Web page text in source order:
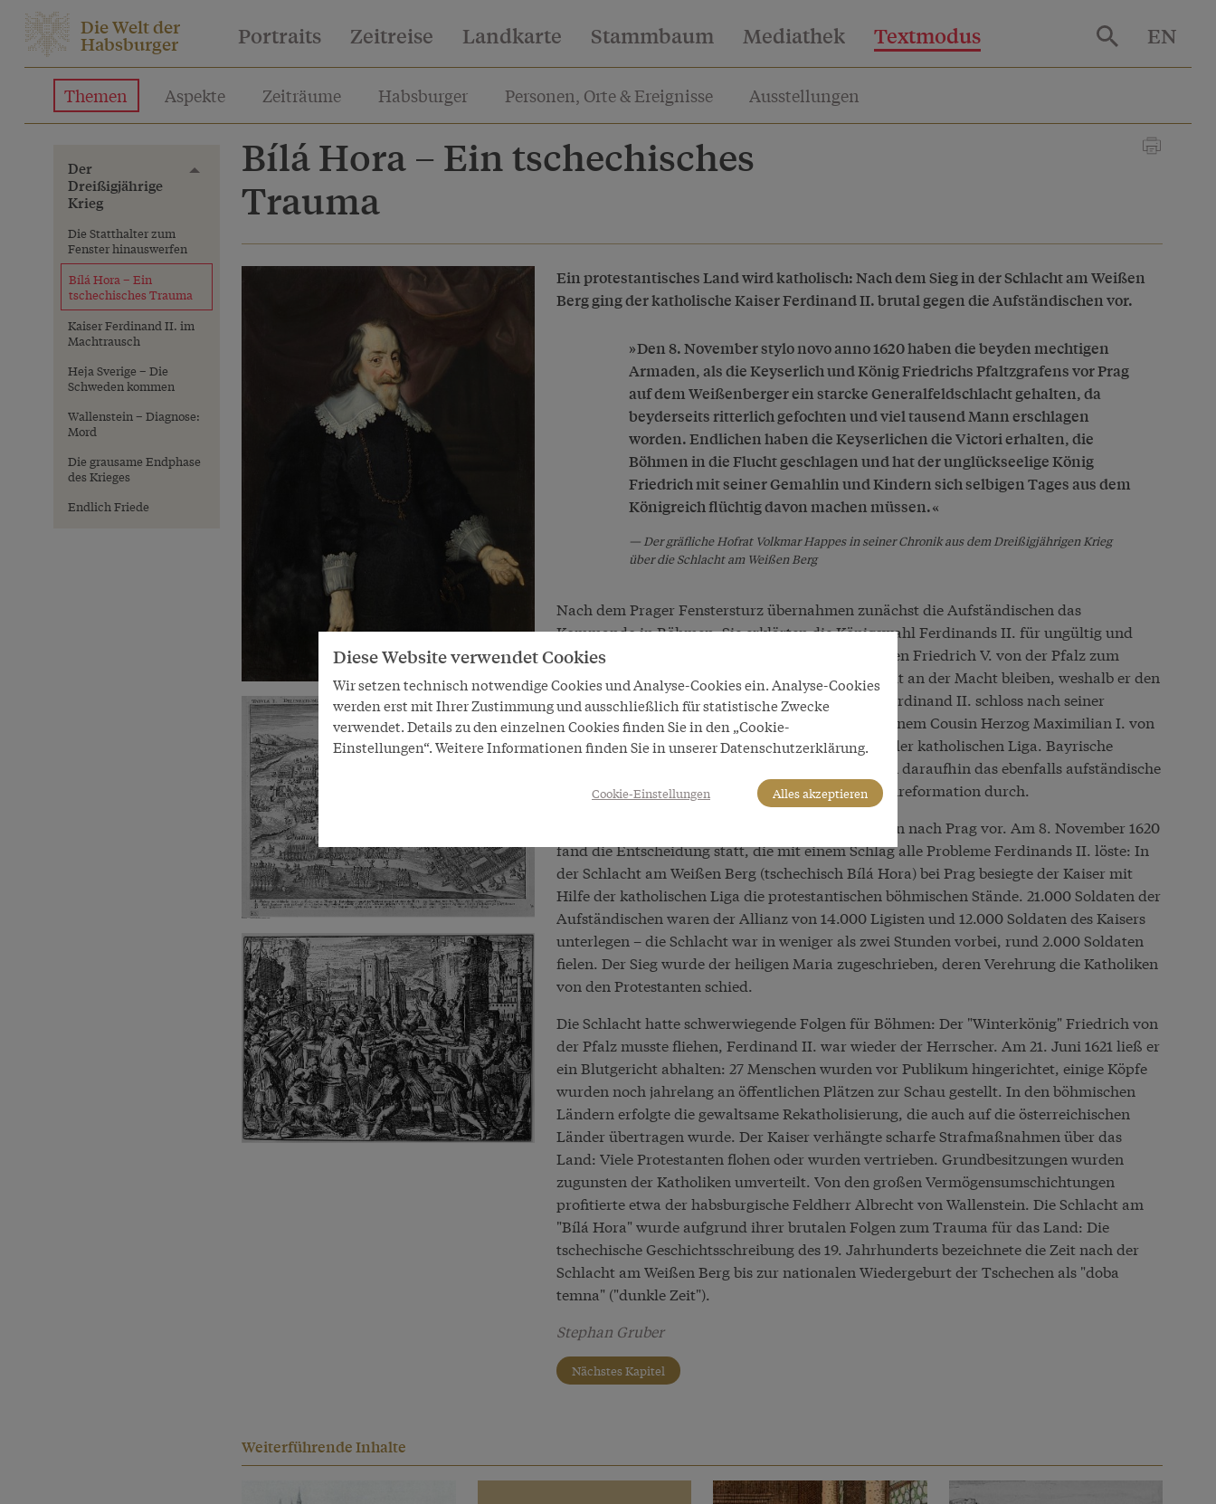
Die Welt der
Habsburger Portraits Zeitreise Landkarte Stammbaum Mediathek Textmodus EN
Themen Aspekte Zeiträume Habsburger Personen, Orte & Ereignisse Ausstellungen
Der
Dreißigjährige
Krieg
Toggle menu
Die Statthalter zum
Fenster hinauswerfen
Bílá Hora – Ein
tschechisches Trauma
Kaiser Ferdinand II. im
Machtrausch
Heja Sverige – Die
Schweden kommen
Wallenstein – Diagnose:
Mord
Die grausame Endphase
des Krieges
Endlich Friede
Bílá Hora – Ein tschechisches
Trauma
Ein protestantisches Land wird katholisch: Nach dem Sieg in der Schlacht am Weißen
Berg ging der katholische Kaiser Ferdinand II. brutal gegen die Aufständischen vor.
Den 8. November stylo novo anno 1620 haben die beyden mechtigen
Armaden, als die Keyserlich und König Friedrichs Pfaltzgrafens vor Prag
auf dem Weißenberger ein starcke Generalfeldschlacht gehalten, da
beyderseits ritterlich gefochten und viel tausend Mann erschlagen
worden. Endlichen haben die Keyserlichen die Victori erhalten, die
Böhmen in die Flucht geschlagen und hat der unglückseelige König
Friedrich mit seiner Gemahlin und Kindern sich selbigen Tages aus dem
Königreich flüchtig davon machen müssen.
Der gräfliche Hofrat Volkmar Happes in seiner Chronik aus dem Dreißigjährigen Krieg
über die Schlacht am Weißen Berg
Nach dem Prager Fenstersturz übernahmen zunächst die Aufständischen das
Kommando in Böhmen: Sie erklärten die Königswahl Ferdinands II. für ungültig und
machten stattdessen im August 1619 den Kurfürsten Friedrich V. von der Pfalz zum
neuen König. Dieser sollte jedoch nur für kurze Zeit an der Macht bleiben, weshalb er den
spöttischen Namen "Winterkönig" erhalten hat. Ferdinand II. schloss nach seiner
Kaiserwahl im September 1619 ein Bündnis mit seinem Cousin Herzog Maximilian I. von
Bayern. Damit sicherte er sich die Unterstützung der katholischen Liga. Bayrische
Truppen unter dem Feldherrn Graf Tilly besetzten daraufhin das ebenfalls aufständische
Oberösterreich und führten dort radikal die Gegenreformation durch.
Ab Sommer 1620 rückten die katholischen Truppen nach Prag vor. Am 8. November 1620
fand die Entscheidung statt, die mit einem Schlag alle Probleme Ferdinands II. löste: In
der Schlacht am Weißen Berg (tschechisch Bílá Hora) bei Prag besiegte der Kaiser mit
Hilfe der katholischen Liga die protestantischen böhmischen Stände. 21.000 Soldaten der
Aufständischen waren der Allianz von 14.000 Ligisten und 12.000 Soldaten des Kaisers
unterlegen – die Schlacht war in weniger als zwei Stunden vorbei, rund 2.000 Soldaten
fielen. Der Sieg wurde der heiligen Maria zugeschrieben, deren Verehrung die Katholiken
von den Protestanten schied.
Die Schlacht hatte schwerwiegende Folgen für Böhmen: Der "Winterkönig" Friedrich von
der Pfalz musste fliehen, Ferdinand II. war wieder der Herrscher. Am 21. Juni 1621 ließ er
ein Blutgericht abhalten: 27 Menschen wurden vor Publikum hingerichtet, einige Köpfe
wurden noch jahrelang an öffentlichen Plätzen zur Schau gestellt. In den böhmischen
Ländern erfolgte die gewaltsame Rekatholisierung, die auch auf die österreichischen
Länder übertragen wurde. Der Kaiser verhängte scharfe Strafmaßnahmen über das
Land: Viele Protestanten flohen oder wurden vertrieben. Grundbesitzungen wurden
zugunsten der Katholiken umverteilt. Von den großen Vermögensumschichtungen
profitierte etwa der habsburgische Feldherr Albrecht von Wallenstein. Die Schlacht am
"Bílá Hora" wurde aufgrund ihrer brutalen Folgen zum Trauma für das Land: Die
tschechische Geschichtsschreibung des 19. Jahrhunderts bezeichnete die Zeit nach der
Schlacht am Weißen Berg bis zur nationalen Wiedergeburt der Tschechen als "doba
temna" ("dunkle Zeit").
Stephan Gruber
Nächstes Kapitel
Weiterführende Inhalte
Diese Website verwendet Cookies
Wir setzen technisch notwendige Cookies und Analyse-Cookies ein. Analyse-Cookies
werden erst mit Ihrer Zustimmung und ausschließlich für statistische Zwecke
verwendet. Details zu den einzelnen Cookies finden Sie in den „Cookie-
Einstellungen“. Weitere Informationen finden Sie in unserer Datenschutzerklärung.
Cookie-Einstellungen Alles akzeptieren